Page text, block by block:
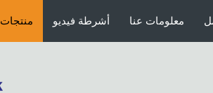
منتجات أشرطة فيديو معلومات عنا